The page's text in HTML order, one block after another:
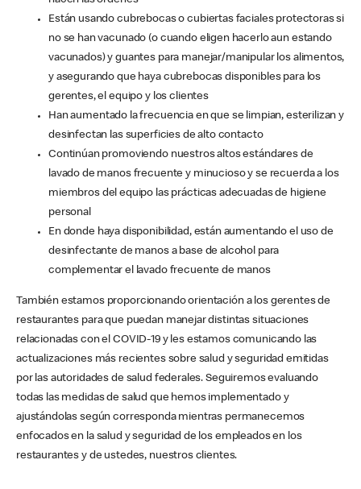
Están usando cubrebocas o cubiertas faciales protectoras si
no se han vacunado (o cuando eligen hacerlo aun estando
vacunados) y guantes para manejar/manipular los alimentos,
y asegurando que haya cubrebocas disponibles para los
gerentes, el equipo y los clientes
Han aumentado la frecuencia en que se limpian, esterilizan y
desinfectan las superficies de alto contacto
Continúan promoviendo nuestros altos estándares de
lavado de manos frecuente y minucioso y se recuerda a los
miembros del equipo las prácticas adecuadas de higiene
personal
En donde haya disponibilidad, están aumentando el uso de
desinfectante de manos a base de alcohol para
complementar el lavado frecuente de manos
También estamos proporcionando orientación a los gerentes de
restaurantes para que puedan manejar distintas situaciones
relacionadas con el COVID-19 y les estamos comunicando las
actualizaciones más recientes sobre salud y seguridad emitidas
por las autoridades de salud federales. Seguiremos evaluando
todas las medidas de salud que hemos implementado y
ajustándolas según corresponda mientras permanecemos
enfocados en la salud y seguridad de los empleados en los
restaurantes y de ustedes, nuestros clientes.